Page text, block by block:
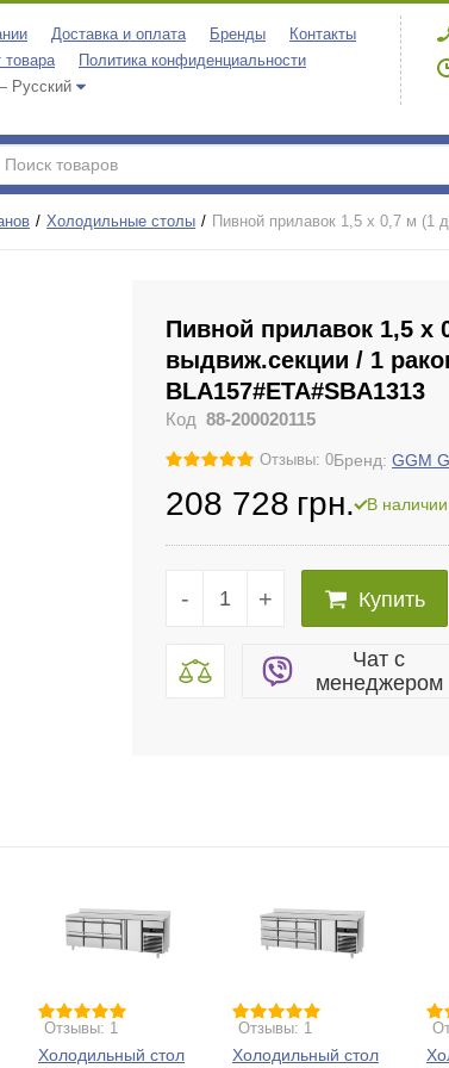
Доставка и оплата Бренды
Контакты
товара
Политика конфиденциальности
Русский
Холодильные столы Пивной прилавок 1,5 x 0,7 м (1
Пивной прилавок 1,5 x
выдвиж.секции / 1
BLA157#ETA#SBA1313
Код 88-200020115
Отзывы: 0Бренд: GGM
208 728 грн. В наличии
- + Купить
Чат c
менеджером
Отзывы: 1
Холодильный стол
Отзывы: 1
Холодильный стол